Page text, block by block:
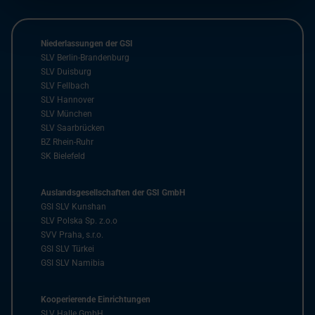
Niederlassungen der GSI
SLV Berlin-Brandenburg
SLV Duisburg
SLV Fellbach
SLV Hannover
SLV München
SLV Saarbrücken
BZ Rhein-Ruhr
SK Bielefeld
Auslandsgesellschaften der GSI GmbH
GSI SLV Kunshan
SLV Polska Sp. z.o.o
SVV Praha, s.r.o.
GSI SLV Türkei
GSI SLV Namibia
Kooperierende Einrichtungen